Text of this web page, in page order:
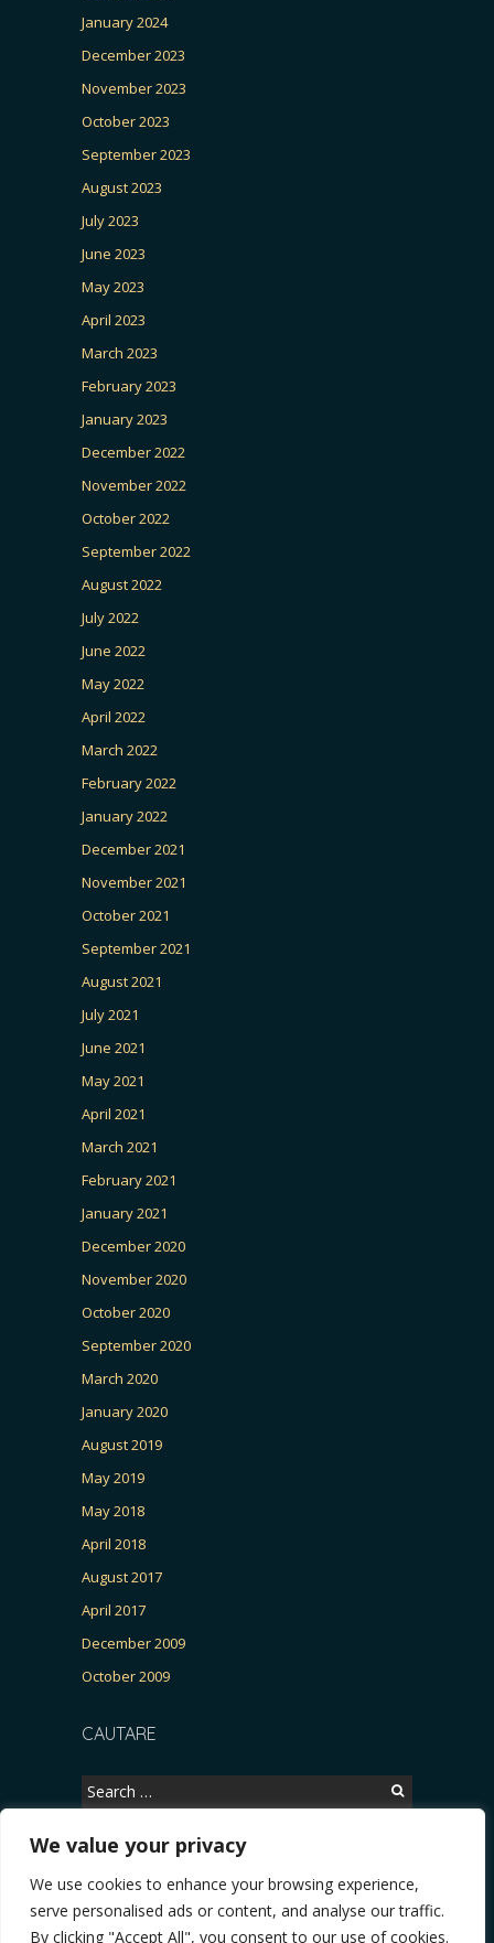
We value your privacy
We use cookies to enhance your browsing experience,
serve personalised ads or content, and analyse our traffic.
By clicking "Accept All", you consent to our use of cookies.
January 2024
December 2023
November 2023
October 2023
September 2023
August 2023
July 2023
June 2023
May 2023
April 2023
March 2023
February 2023
January 2023
December 2022
November 2022
October 2022
September 2022
August 2022
July 2022
June 2022
May 2022
April 2022
March 2022
February 2022
January 2022
December 2021
November 2021
October 2021
September 2021
August 2021
July 2021
June 2021
May 2021
April 2021
March 2021
February 2021
January 2021
December 2020
November 2020
October 2020
September 2020
March 2020
January 2020
August 2019
May 2019
May 2018
April 2018
August 2017
April 2017
December 2009
October 2009
CAUTARE
Search
for:
Copyright © 2026, CERTITUDINEA.
Patria, parlamentarele și presa * VIDEO. Viata lui Eminescu (Necenzurat).